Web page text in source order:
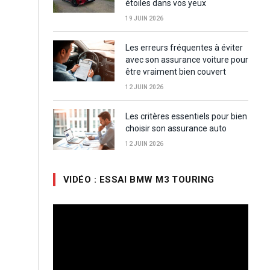
étoiles dans vos yeux
19 JUIN 2026
Les erreurs fréquentes à éviter
avec son assurance voiture pour
être vraiment bien couvert
12 JUIN 2026
Les critères essentiels pour bien
choisir son assurance auto
12 JUIN 2026
VIDÉO : ESSAI BMW M3 TOURING